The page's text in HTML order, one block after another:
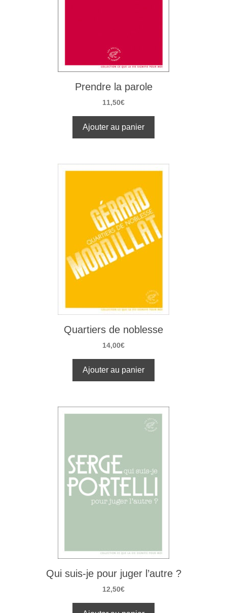
Prendre la parole
11,50€
Ajouter au panier
Quartiers de noblesse
14,00€
Ajouter au panier
Qui suis-je pour juger l’autre ?
12,50€